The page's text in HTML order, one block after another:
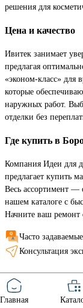
решения для
Цена и качество
Ивитек занимает
предлагая
«эконом-класс» для
которые
наружных работ.
отделки без
Где купить в
Компания Идеи для
предлагает купить
Весь ассортимент
нашем каталоге с
Начните ваш ремонт
Часто
Консультация
Главная